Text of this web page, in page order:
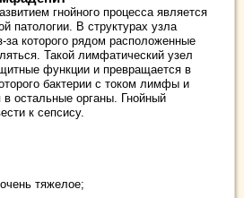
гнойного процесса является
патологии. В структурах узла
за которого рядом расположенные
Такой лимфатический узел
функции и превращается в
бактерии с током лимфы и
в остальные органы. Гнойный
к сепсису.
тяжелое;